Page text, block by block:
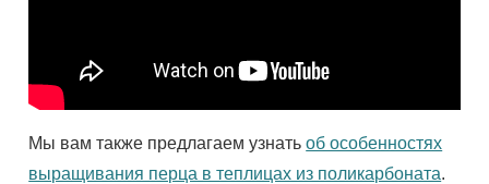
Мы вам также предлагаем узнатьоб особенностях
выращивания перца в теплицах из поликарбоната.